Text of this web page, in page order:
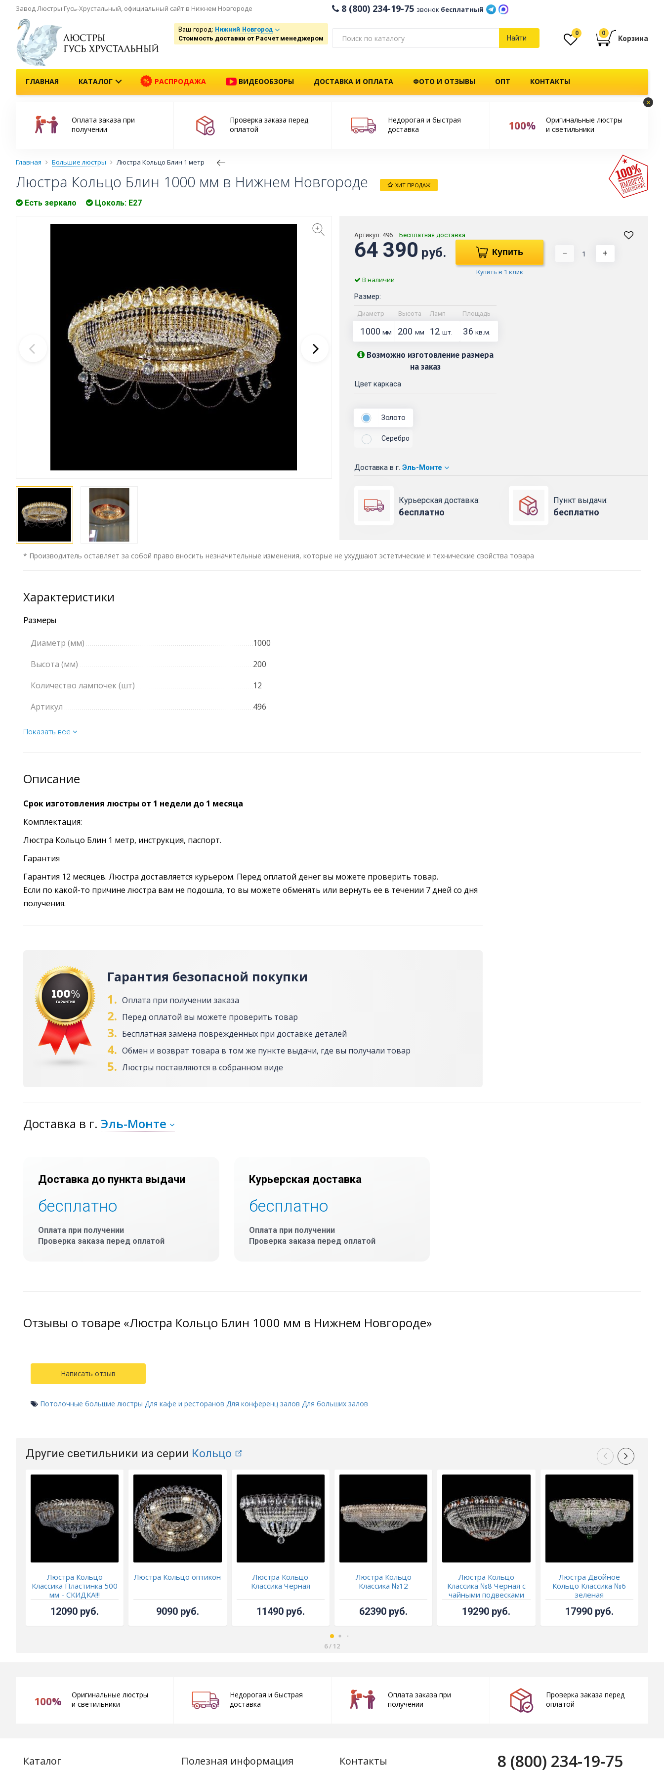
Завод Люстры Гусь-Хрустальный, официальный сайт в Нижнем Новгороде 8 (800) 234-19-75 звонок бесплатный
Ваш город: Нижний Новгород
Стоимость доставки от Расчет менеджером Найти
0 0
Корзина
ГЛАВНАЯ КАТАЛОГ РАСПРОДАЖА ВИДЕООБЗОРЫ ДОСТАВКА И ОПЛАТА ФОТО И ОТЗЫВЫ ОПТ КОНТАКТЫ
×
Оплата заказа при
получении
Проверка заказа перед
оплатой
Недорогая и быстрая
доставка
100%
Оригинальные люстры
и светильники
Главная Большие люстры Люстра Кольцо Блин 1 метр
Люстра Кольцо Блин 1000 мм в Нижнем Новгороде ХИТ ПРОДАЖ
Есть зеркало Цоколь: Е27
Артикул: 496 Бесплатная доставка
64 390 руб. Купить
Купить в 1 клик
− +
В наличии
Размер:
Диаметр Высота Ламп Площадь
1000мм 200 мм 12 шт. 36 кв.м.
Возможно изготовление размера
на заказ
Цвет каркаса
Золото
Серебро
Доставка в г. Эль-Монте
Курьерская доставка:
бесплатно
Пункт выдачи:
бесплатно
* Производитель оставляет за собой право вносить незначительные изменения, которые не ухудшают эстетические и технические свойства товара
Характеристики
Размеры
Диаметр (мм)
1000
Высота (мм)
200
Количество лампочек (шт)
12
Артикул
496
Показать все
Описание
Срок изготовления люстры от 1 недели до 1 месяца
Комплектация:
Люстра Кольцо Блин 1 метр, инструкция, паспорт.
Гарантия
Гарантия 12 месяцев. Люстра доставляется курьером. Перед оплатой денег вы можете проверить товар.
Если по какой-то причине люстра вам не подошла, то вы можете обменять или вернуть ее в течении 7 дней со дня
получения.
Гарантия безопасной покупки
1. Оплата при получении заказа
2. Перед оплатой вы можете проверить товар
3. Бесплатная замена поврежденных при доставке деталей
4. Обмен и возврат товара в том же пункте выдачи, где вы получали товар
5. Люстры поставляются в собранном виде
Доставка в г. Эль-Монте
Доставка до пункта выдачи
бесплатно
Оплата при получении
Проверка заказа перед оплатой
Курьерская доставка
бесплатно
Оплата при получении
Проверка заказа перед оплатой
Отзывы о товаре «Люстра Кольцо Блин 1000 мм в Нижнем Новгороде»
Написать отзыв
Потолочные большие люстры Для кафе и ресторанов Для конференц залов Для больших залов
Другие светильники из серии Кольцо
Люстра Кольцо
Классика Пластинка 500
мм - СКИДКА!!!
12090 руб.
Люстра Кольцо оптикон
9090 руб.
Люстра Кольцо
Классика Черная
11490 руб.
Люстра Кольцо
Классика №12
62390 руб.
Люстра Кольцо
Классика №8 Черная с
чайными подвесками
19290 руб.
Люстра Двойное
Кольцо Классика №6
зеленая
17990 руб.
6/ 12
100%
Оригинальные люстры
и светильники
Недорогая и быстрая
доставка
Оплата заказа при
получении
Проверка заказа перед
оплатой
Каталог Полезная информация Контакты 8 (800) 234-19-75